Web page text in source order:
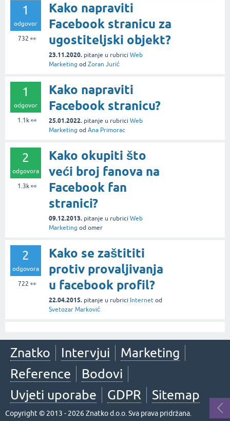
1
odgovor
732 👀
Kako napraviti
Facebook stranicu za
ugostiteljski objekt?
23.11.2020. pitanje u rubrici Web
Marketing od Zoran Jurić
1
odgovor
1.1k👀
Kako napraviti
Facebook stranicu?
25.01.2022. pitanje u rubrici Web
Marketing od Ana Primorac
2
odgovora
1.3k👀
Kako okupiti što
veći broj fanova na
Facebook fan
stranici?
09.12.2013. pitanje u rubrici Web
Marketing od omer
2
odgovora
722 👀
Kako se zaštititi
protiv provaljivanja
u facebook profil?
22.04.2015. pitanje u rubrici Internet od
Svetozar Marković
Znatko Intervjui
Marketing
Reference
Bodovi
Uvjeti uporabe
GDPR Sitemap
Copyright © 2013 - 2026 Znatko d.o.o. Sva prava pridržana.